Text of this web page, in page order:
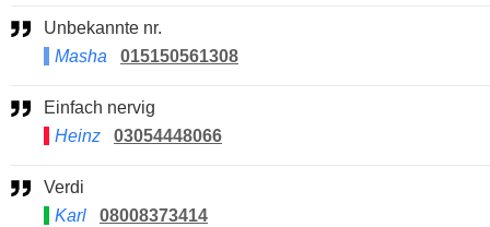
Unbekannte nr.
Masha
015150561308
Einfach nervig
Heinz
03054448066
Verdi
Karl
08008373414